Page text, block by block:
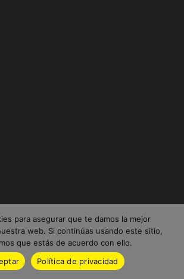
para asegurar que te damos la mejor
web. Si continúas usando este sitio,
que estás de acuerdo con ello.
Política de privacidad